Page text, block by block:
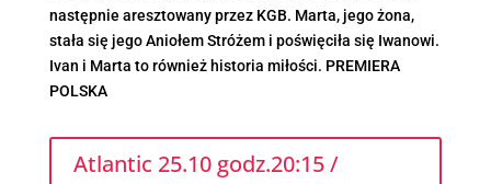
następnie aresztowany przez KGB. Marta, jego żona,
stała się jego Aniołem Stróżem i poświęciła się Iwanowi.
Ivan i Marta to również historia miłości. PREMIERA
POLSKA
Atlantic 25.10 godz.20:15 /